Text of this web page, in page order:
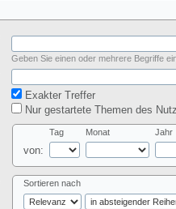
Geben Sie einen oder mehrere Begriffe
Exakter Treffer
Nur gestartete Themen des
von:
Tag Monat Jahr
Sortieren nach